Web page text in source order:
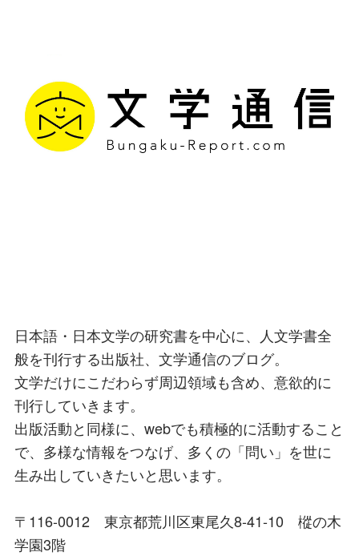
日本語・日本文学の研究書を中心に、人文学書全
般を刊行する出版社、文学通信のブログ。
文学だけにこだわらず周辺領域も含め、意欲的に
刊行していきます。
出版活動と同様に、webでも積極的に活動すること
で、多様な情報をつなげ、多くの「問い」を世に
生み出していきたいと思います。
〒116-0012 東京都荒川区東尾久8-41-10 樅の木
学園3階